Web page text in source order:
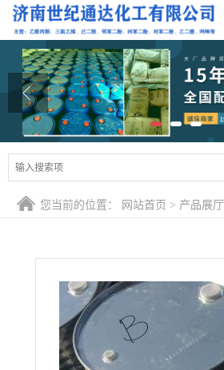
公司首页
公司介绍
公司动态
产品展厅
证书荣誉
您当前的位置： 网站首页 > 产品展厅